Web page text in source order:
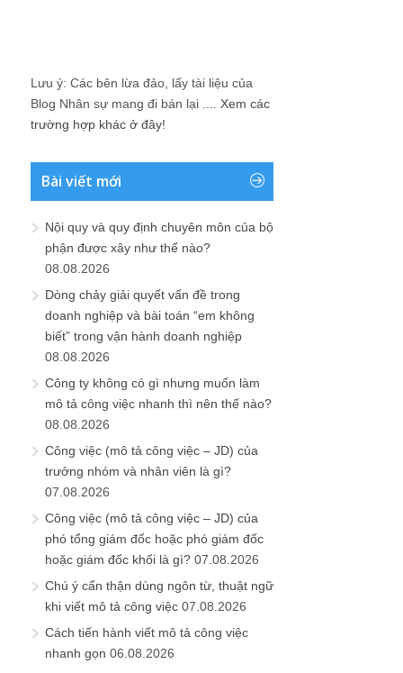
Lưu ý: Các bên lừa đảo, lấy tài liệu của
Blog Nhân sự mang đi bán lại .... Xem các
trường hợp khác ở đây!
Bài viết mới
Nội quy và quy định chuyên môn của bộ
phận được xây như thế nào?
08.08.2026
Dòng chảy giải quyết vấn đề trong
doanh nghiệp và bài toán “em không
biết” trong vận hành doanh nghiệp
08.08.2026
Công ty không có gì nhưng muốn làm
mô tả công việc nhanh thì nên thế nào?
08.08.2026
Công việc (mô tả công việc – JD) của
trưởng nhóm và nhân viên là gì?
07.08.2026
Công việc (mô tả công việc – JD) của
phó tổng giám đốc hoặc phó giám đốc
hoặc giám đốc khối là gì? 07.08.2026
Chú ý cẩn thận dùng ngôn từ, thuật ngữ
khi viết mô tả công việc 07.08.2026
Cách tiến hành viết mô tả công việc
nhanh gọn 06.08.2026